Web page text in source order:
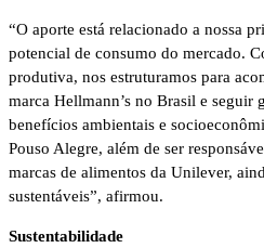
“O aporte está relacionado a nossa
potencial de consumo do mercado.
produtiva, nos estruturamos para
marca Hellmann’s no Brasil e seguir
benefícios ambientais e
Pouso Alegre, além de ser
marcas de alimentos da Unilever,
sustentáveis”, afirmou.
Sustentabilidade